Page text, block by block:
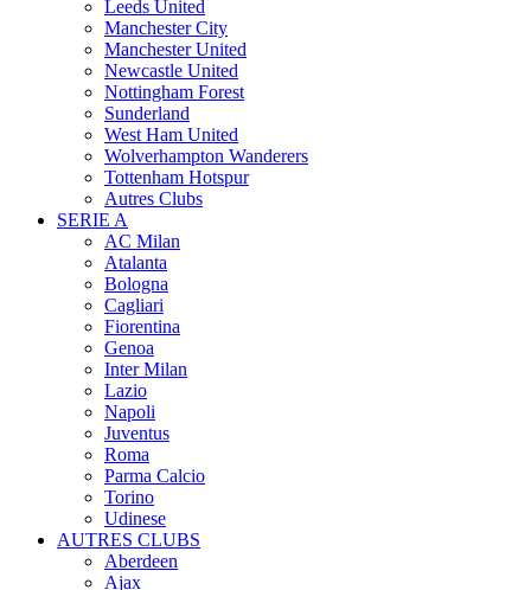
Leeds United
Manchester City
Manchester United
Newcastle United
Nottingham Forest
Sunderland
West Ham United
Wolverhampton Wanderers
Tottenham Hotspur
Autres Clubs
SERIE A
AC Milan
Atalanta
Bologna
Cagliari
Fiorentina
Genoa
Inter Milan
Lazio
Napoli
Juventus
Roma
Parma Calcio
Torino
Udinese
AUTRES CLUBS
Aberdeen
Ajax